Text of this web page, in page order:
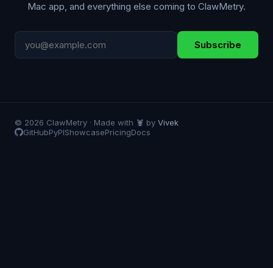
Mac app, and everything else coming to ClawMetry.
Subscribe
© 2026 ClawMetry · Made with 🦞 by Vivek
GitHubPyPIShowcasePricingDocs